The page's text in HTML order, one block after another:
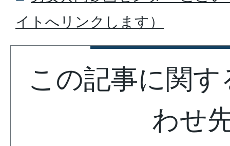
イトへリンクします）
この記事に関
わせ